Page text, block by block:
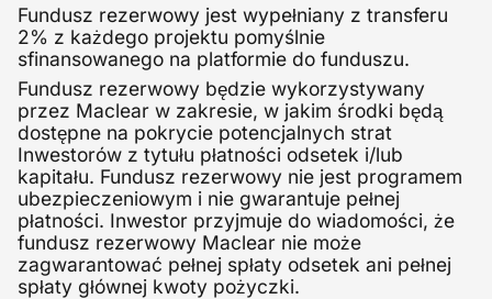
Fundusz rezerwowy jest wypełniany z transferu
2% z każdego projektu pomyślnie
sfinansowanego na platformie do funduszu.
Fundusz rezerwowy będzie wykorzystywany
przez Maclear w zakresie, w jakim środki będą
dostępne na pokrycie potencjalnych strat
Inwestorów z tytułu płatności odsetek i/lub
kapitału. Fundusz rezerwowy nie jest programem
ubezpieczeniowym i nie gwarantuje pełnej
płatności. Inwestor przyjmuje do wiadomości, że
fundusz rezerwowy Maclear nie może
zagwarantować pełnej spłaty odsetek ani pełnej
spłaty głównej kwoty pożyczki.